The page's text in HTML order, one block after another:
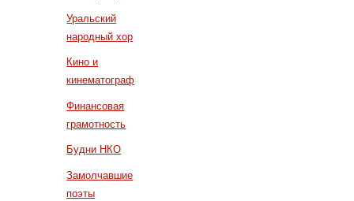
Уральский
народный хор
Кино и
кинематограф
Финансовая
грамотность
Будни НКО
Замолчавшие
поэты